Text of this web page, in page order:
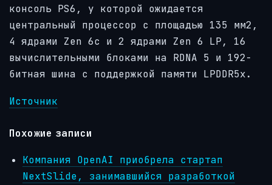
консоль PS6, у которой ожидается
центральный процессор с площадью 135 мм2,
4 ядрами Zen 6c и 2 ядрами Zen 6 LP, 16
вычислительными блоками на RDNA 5 и 192-
битная шина с поддержкой памяти LPDDR5x.
Источник
Похожие записи
Компания OpenAI приобрела стартап
NextSlide, занимавшийся разработкой